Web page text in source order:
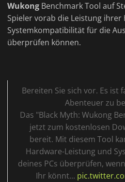
Wukong Benchmark Tool auf
Spieler vorab die Leistung
Systemkompatibilität für die
überprüfen können.
Bereiten Sie sich vor. Es ist
Abenteuer zu
Das "Black Myth: Wukong
jetzt zum kostenlosen
bereit. Mit diesem Tool
Hardware-Leistung und
deines PCs überprüfen,
Ihr könnt...